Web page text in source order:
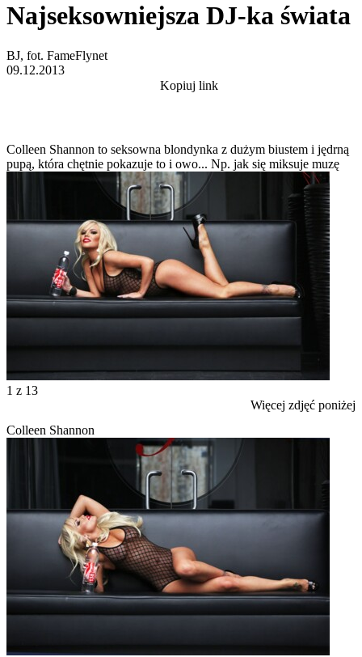
Najseksowniejsza DJ-ka świata
BJ, fot. FameFlynet
09.12.2013
Kopiuj link
Colleen Shannon to seksowna blondynka z dużym biustem i jędrną
pupą, która chętnie pokazuje to i owo... Np. jak się miksuje muzę
1 z 13
Więcej zdjęć poniżej
Colleen Shannon